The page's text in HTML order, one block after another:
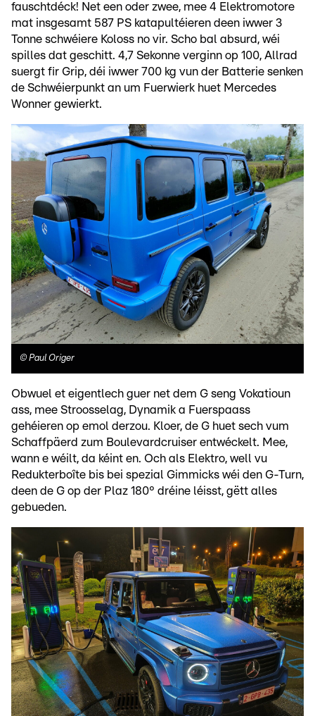
fauschtdéck! Net een oder zwee, mee 4 Elektromotore
mat insgesamt 587 PS katapultéieren deen iwwer 3
Tonne schwéiere Koloss no vir. Scho bal absurd, wéi
spilles dat geschitt. 4,7 Sekonne verginn op 100, Allrad
suergt fir Grip, déi iwwer 700 kg vun der Batterie senken
de Schwéierpunkt an um Fuerwierk huet Mercedes
Wonner gewierkt.
© Paul Origer
Obwuel et eigentlech guer net dem G seng Vokatioun
ass, mee Stroosselag, Dynamik a Fuerspaass
gehéieren op emol derzou. Kloer, de G huet sech vum
Schaffpäerd zum Boulevardcruiser entwéckelt. Mee,
wann e wéilt, da kéint en. Och als Elektro, well vu
Redukterboîte bis bei spezial Gimmicks wéi den G-Turn,
deen de G op der Plaz 180° dréine léisst, gëtt alles
gebueden.